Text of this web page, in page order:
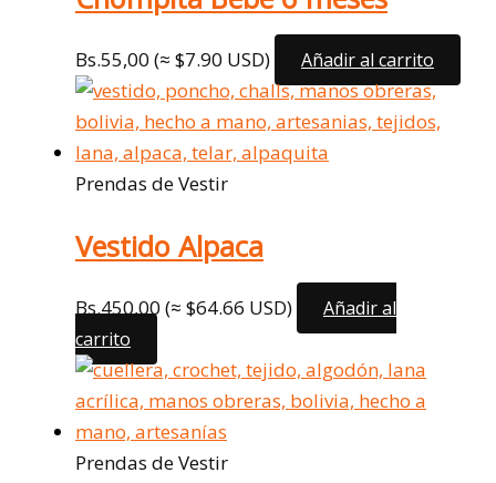
Bs.55,00 (≈ $7.90 USD) Añadir al carrito
Prendas de Vestir
Vestido Alpaca
Bs.450,00 (≈ $64.66 USD)
Añadir al
carrito
Prendas de Vestir